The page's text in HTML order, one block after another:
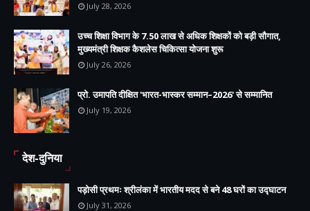
July 28, 2026
उच्च शिक्षा विभाग के 7.50 लाख से अधिक शिक्षकों को बड़ी सौगात,
मुख्यमंत्री शिक्षक कैशलेस चिकित्सा योजना शुरू
July 26, 2026
प्रो. उमापति दीक्षित 'भारत-भास्कर सम्मान–2026' से सम्मानित
July 19, 2026
देश-दुनिया
पड़ोसी प्रथमः श्रीलंका में भारतीय मदद से बने 48 घरों का उद्घाटन
July 31, 2026